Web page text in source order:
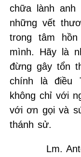
chữa lành
những vết
trong tâm
mình. Hãy là
đừng gây tổn
chính là điều
không chỉ với
với ơn gọi và
thánh sử.
Lm.